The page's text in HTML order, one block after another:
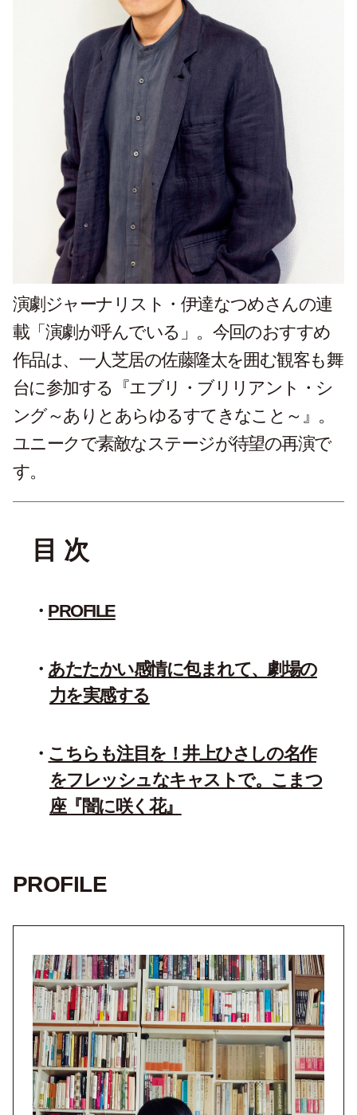
演劇ジャーナリスト・伊達なつめさんの連
載「演劇が呼んでいる」。今回のおすすめ
作品は、一人芝居の佐藤隆太を囲む観客も舞
台に参加する『エブリ・ブリリアント・シ
ング～ありとあらゆるすてきなこと～』。
ユニークで素敵なステージが待望の再演で
す。
目 次
PROFILE
あたたかい感情に包まれて、劇場の
力を実感する
こちらも注目を！井上ひさしの名作
をフレッシュなキャストで。こまつ
座『闇に咲く花』
PROFILE